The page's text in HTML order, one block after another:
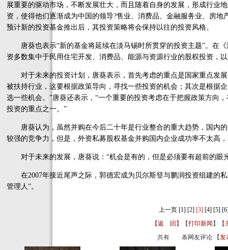
展重要的驱动市场，不断发展壮大，而且随着自身的发展，形成行业
资，使得他们逐渐成为中国的领导?售业、消费品、金融服务业、房
预计新的投资基金推出后，其投资策略将会保持以往的投资风格。
唐葵也表示“新的基金将延续在淡马锡时所贯穿的投资主题”。在《
资多数集中于民用住宅开发、消费品、能源与资源行业的股权投资，
对于未来的投资计划，唐葵表示，首先考虑的重点是国家重点发展
被扶持行业，这要根据政策导向，寻找一些投资的机会；其次是根据
选一些机会。”唐葵还表示，“一个重要的投资考虑在于把握政策方向
投资的重点之一。”
唐葵认为，虽然并购在今后二十年是行业整合的重大趋势，国内
较强的竞争力，但是，外资私募股权基金并购国内企业成功率不太高
对于未来的发展，唐葵说：“机会是有的，但是必须要有超前的眼
在2007年接近尾声之际，郭德宏成为贝尔斯登与鹏润投资组建的
管理人”。
上一页 [1] [2] [3] [4] [5]
【返 回】
【打印新闻 】【
共有
条网友评论 【发